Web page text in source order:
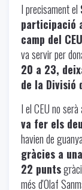
I precisament el
participació
camp del CEU
va servir per
20 a 23,
de la Divisió
I el CEU no
va fer els
havien de
gràcies a
22 punts
més d'Olaf